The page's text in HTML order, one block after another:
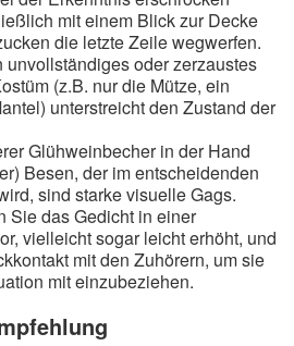
mit einem Blick zur Decke
die letzte Zeile wegwerfen.
unvollständiges oder zerzaustes
(z.B. nur die Mütze, ein
unterstreicht den Zustand der
Glühweinbecher in der Hand
Besen, der im entscheidenden
sind starke visuelle Gags.
Sie das Gedicht in einer
vielleicht sogar leicht erhöht, und
mit den Zuhörern, um sie
mit einzubeziehen.